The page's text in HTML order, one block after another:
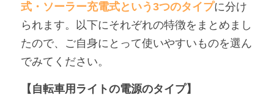
式・ソーラー充電式という3つのタイプに分け
られます。以下にそれぞれの特徴をまとめまし
たので、ご自身にとって使いやすいものを選ん
でみてください。
【自転車用ライトの電源のタイプ】